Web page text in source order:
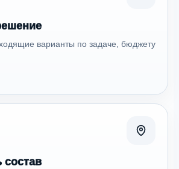
варианты по задаче, бюджету
состав